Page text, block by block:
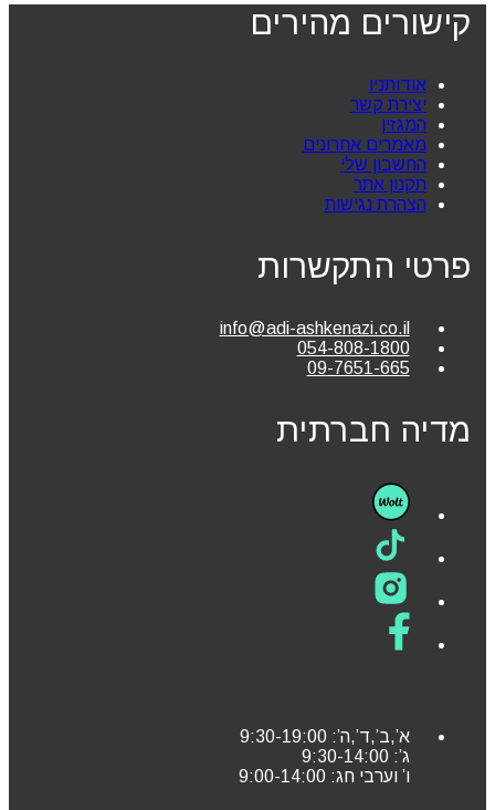
קישורים מהירים
אודותניו
יצירת קשר
המגזין
מאמרים אחרונים
החשבון שלי
תקנון אתר
הצהרת נגישות
פרטי התקשרות
info@adi-ashkenazi.co.il
054-808-1800
09-7651-665
מדיה חברתית
א’,ב’,ד’,ה’: 9:30-19:00
ג’: 9:30-14:00
ו’ וערבי חג: 9:00-14:00